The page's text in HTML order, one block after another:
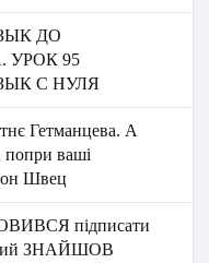
ДО
УРОК 95
С НУЛЯ
Гетманцева. А
попри ваші
Швец
підписати
ЗНАЙШОВ